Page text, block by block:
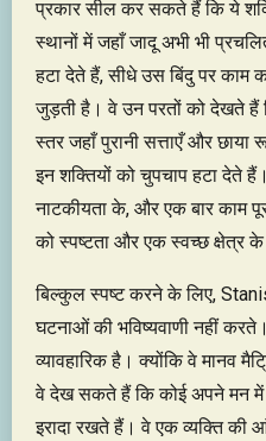
प्रकार सील कर सकते हैं कि ये
स्थानों में जहाँ जादू अभी भी
हटा देते हैं, सीधे उस बिंदु पर काम
जुड़ती है। वे उन परतों को देखते
स्तर जहाँ पुरानी सत्ताएँ और
इन शक्तियों को चुपचाप हटा देते
नाटकीयता के, और एक बार काम
को स्पष्टता और एक स्वच्छ क्षेत्र
बिल्कुल स्पष्ट करने के लिए,
घटनाओं की भविष्यवाणी नहीं
व्यावहारिक है। क्योंकि वे मानव
वे देख सकते हैं कि कोई अपने मन में
इरादा रखते हैं। वे एक व्यक्ति की